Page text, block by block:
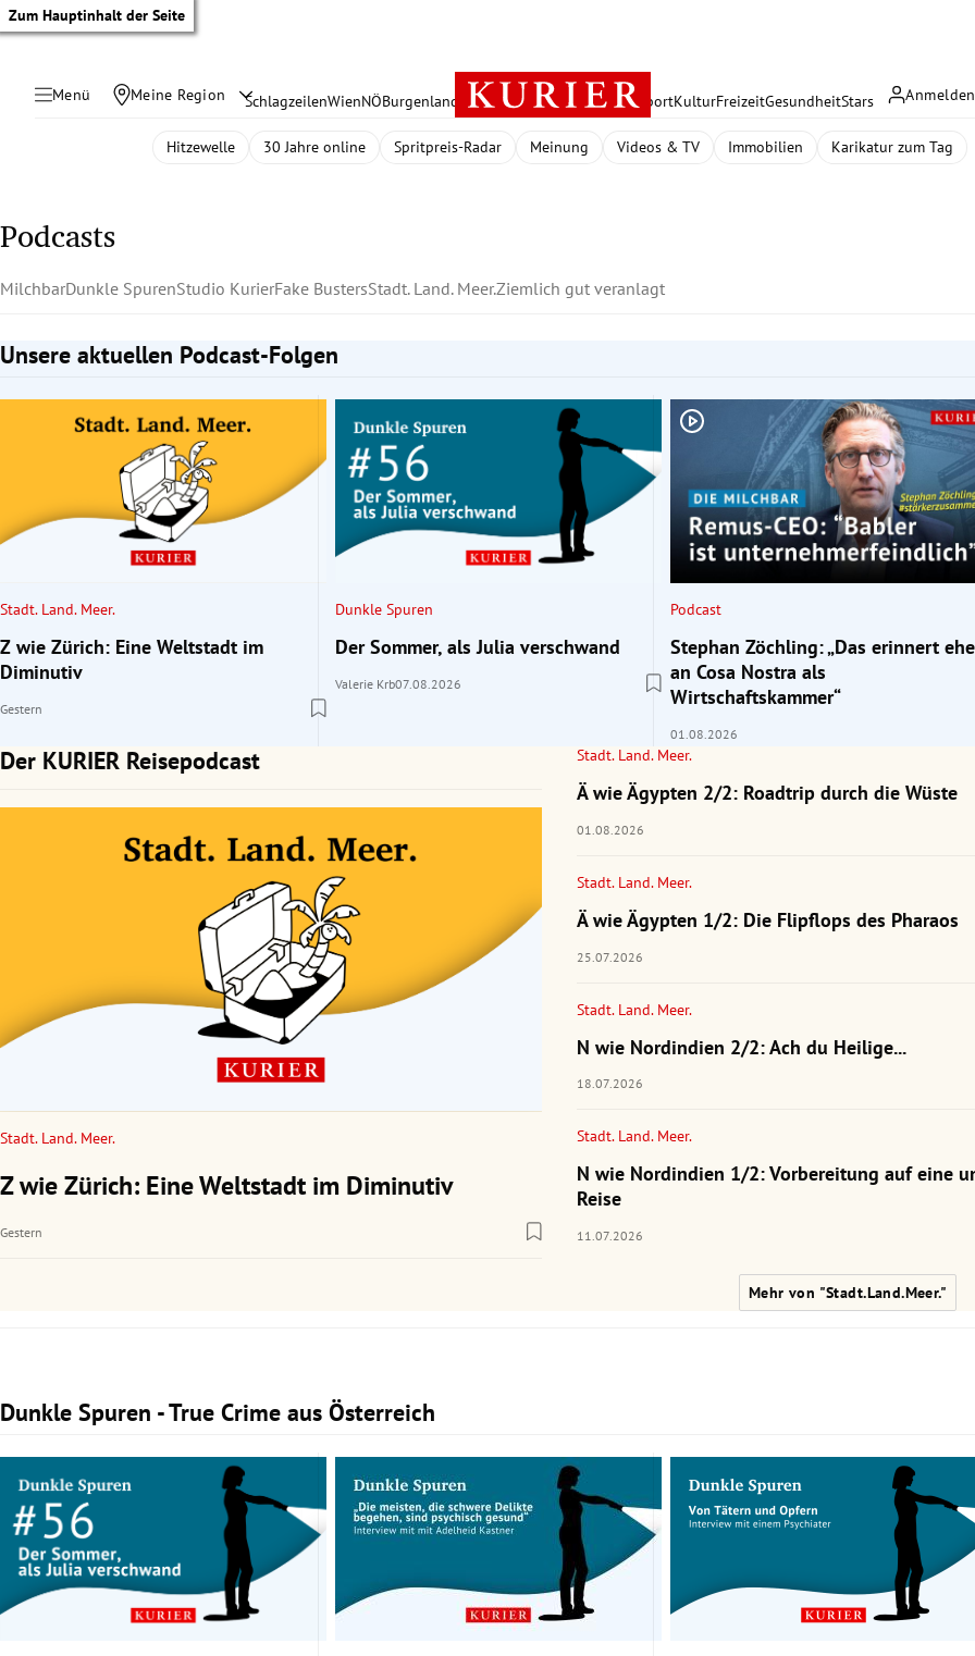
Zum Hauptinhalt der Seite
Menü Meine Region Anmelden
SchlagzeilenWienNÖBurgenland Österreich PolitikWirtschaft SportKulturFreizeitGesundheitStars
Untermenü
Untermenü
Untermenü
Untermenü
Hitzewelle 30 Jahre online Spritpreis-Radar Meinung Videos & TV Immobilien Karikatur zum Tag
Podcasts
MilchbarDunkle SpurenStudio KurierFake BustersStadt. Land. Meer.Ziemlich gut veranlagt
Unsere aktuellen Podcast-Folgen
Slide 1 von 2
Stadt. Land. Meer.
Z wie Zürich: Eine Weltstadt im
Diminutiv
Gestern
Dunkle Spuren
Der Sommer, als Julia verschwand
Valerie Krb07.08.2026
Podcast
Stephan Zöchling: „Das erinnert
an Cosa Nostra als
Wirtschaftskammer“
01.08.2026
Der KURIER Reisepodcast
Stadt. Land. Meer.
Z wie Zürich: Eine Weltstadt im Diminutiv
Gestern
Stadt. Land. Meer.
Ä wie Ägypten 2/2: Roadtrip durch die Wüste
01.08.2026
Stadt. Land. Meer.
Ä wie Ägypten 1/2: Die Flipflops des Pharaos
25.07.2026
Stadt. Land. Meer.
N wie Nordindien 2/2: Ach du Heilige...
18.07.2026
Stadt. Land. Meer.
N wie Nordindien 1/2: Vorbereitung auf eine
Reise
11.07.2026
Mehr von "Stadt.Land.Meer."
Dunkle Spuren - True Crime aus Österreich
Slide 1 von 3